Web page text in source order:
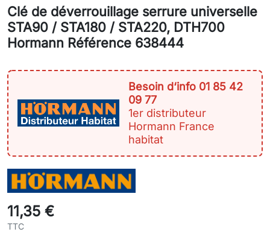
Clé de déverrouillage serrure universelle
STA90 / STA180 / STA220, DTH700
Hormann Référence 638444
Besoin d‘info 01 85 42
09 77
1er distributeur
Hormann France
habitat
11,35 €
TTC